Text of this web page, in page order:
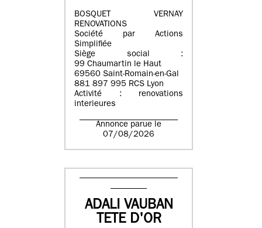
BOSQUET VERNAY
RENOVATIONS
Société par Actions
Simplifiée
Siège social :
99 Chaumartin le Haut
69560 Saint-Romain-en-Gal
881 897 995 RCS Lyon
Activité : renovations
interieures
Annonce parue le
07/08/2026
ADALI VAUBAN
TETE D'OR